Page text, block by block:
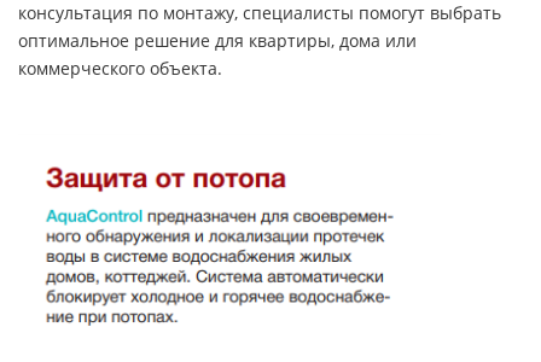
консультация по монтажу, специалисты помогут выбрать
оптимальное решение для квартиры, дома или
коммерческого объекта.